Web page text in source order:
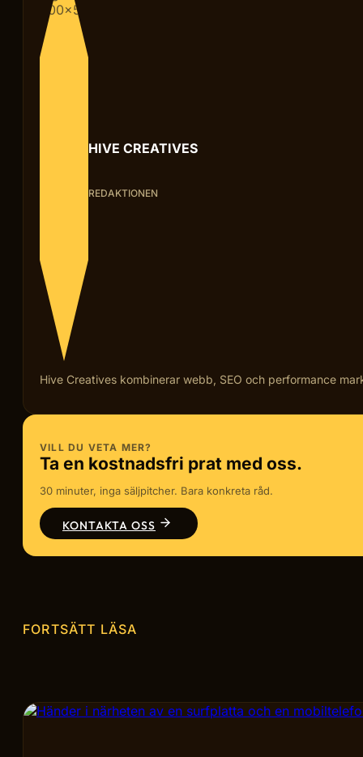
HIVE CREATIVES
REDAKTIONEN
Hive Creatives kombinerar webb, SEO och performance
VILL DU VETA MER?
Ta en kostnadsfri prat med oss.
30 minuter, inga säljpitcher. Bara konkreta råd.
KONTAKTA OSS
FORTSÄTT LÄSA